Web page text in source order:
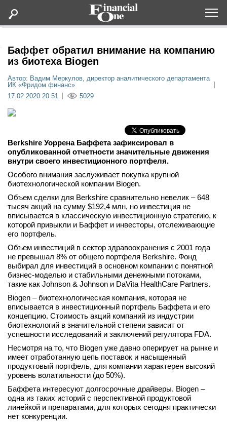
Статьи
Мероприятия
Новости
Интервью
вконтакте
телеграм
Стать автором
Вход
Баффет обратил внимание на компанию
из биотеха Biogen
Автор: Вадим Меркулов, директор аналитического департамента
ИК «Фридом финанс»
17.02.2020 20:51
5029
Berkshire Уоррена Баффета зафиксировал в
опубликованной отчетности значительные движения
внутри своего инвестиционного портфеля.
Особого внимания заслуживает покупка крупной
биотехнологической компании Biogen.
Объем сделки для Berkshire сравнительно невелик – 648
тысяч акций на сумму $192,4 млн, но инвестиция не
вписывается в классическую инвестиционную стратегию, к
которой привыкли и Баффет и инвесторы, отслеживающие
его портфель.
Объем инвестиций в сектор здравоохранения с 2001 года
не превышал 8% от общего портфеля Berkshire. Фонд
выбирал для инвестиций в основном компании с понятной
бизнес-моделью и стабильными денежными потоками,
такие как Johnson & Johnson и DaVita HealthCare Partners.
Biogen – биотехнологическая компания, которая не
вписывается в инвестиционный портфель Баффета и его
концепцию. Стоимость акций компаний из индустрии
биотехнологий в значительной степени зависит от
успешности исследований и заключений регулятора FDA.
Несмотря на то, что Biogen уже давно оперирует на рынке и
имеет отработанную цепь поставок и насыщенный
продуктовый портфель, для компании характерен высокий
уровень волатильности (до 50%).
Баффета интересуют долгосрочные драйверы. Biogen –
одна из таких историй с перспективной продуктовой
линейкой и препаратами, для которых сегодня практически
нет конкуренции.